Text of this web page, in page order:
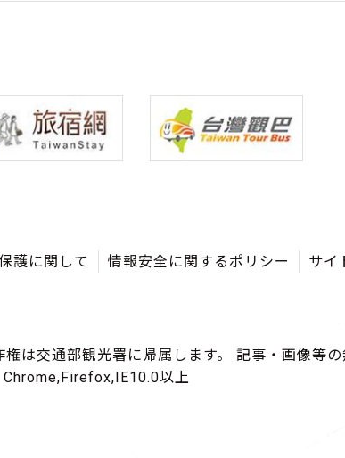
護に関して 情報安全に関するポリシー サイ
は交通部観光署に帰属します。 記事・画像等
以上